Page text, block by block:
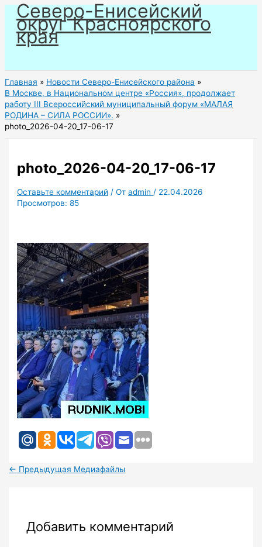
Перейти
содержимому
Северо-Енисейский
округ Красноярского
края
Главная
Новости Северо-Енисейского района
В Москве, в Национальном центре «Россия», продолжает
работу III Всероссийский муниципальный форум «МАЛАЯ
РОДИНА – СИЛА РОССИИ».
photo_2026-04-20_17-06-17
photo_2026-04-20_17-06-17
Оставьте комментарий / Отadmin / 22.04.2026
Просмотров: 85
← Предыдущая Медиафайлы
Добавить комментарий